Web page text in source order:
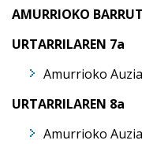
AMURRIOKO
URTARRILAREN 7a
Amurrioko
URTARRILAREN 8a
Amurrioko